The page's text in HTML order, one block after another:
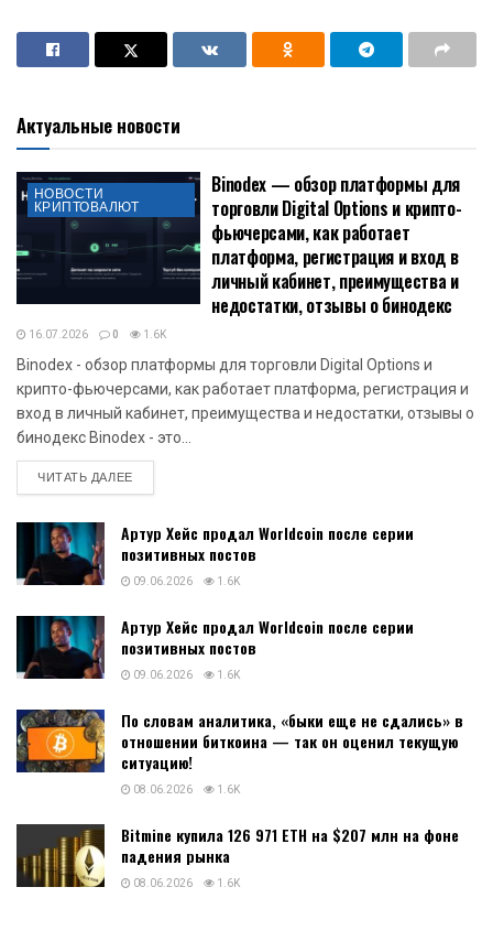
Актуальные новости
НОВОСТИ
КРИПТОВАЛЮТ
Binodex — обзор платформы для
торговли Digital Options и крипто-
фьючерсами, как работает
платформа, регистрация и вход в
личный кабинет, преимущества и
недостатки, отзывы о бинодекс
16.07.2026 0 1.6K
Binodex - обзор платформы для торговли Digital Options и
крипто-фьючерсами, как работает платформа, регистрация и
вход в личный кабинет, преимущества и недостатки, отзывы о
бинодекс Binodex - это...
ЧИТАТЬ ДАЛЕЕDETAILS
Артур Хейс продал Worldcoin после серии
позитивных постов
09.06.2026 1.6K
Артур Хейс продал Worldcoin после серии
позитивных постов
09.06.2026 1.6K
По словам аналитика, «быки еще не сдались» в
отношении биткоина — так он оценил текущую
ситуацию!
08.06.2026 1.6K
Bitmine купила 126 971 ETH на $207 млн на фоне
падения рынка
08.06.2026 1.6K